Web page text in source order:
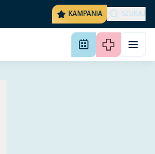
KAMPANIA SZUKAJ